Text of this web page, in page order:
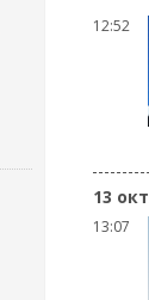
12:52
13
13:07